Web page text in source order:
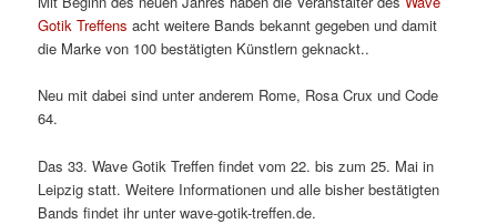
Gotik Treffens acht weitere Bands bekannt gegeben und damit
die Marke von 100 bestätigten Künstlern geknackt..
Neu mit dabei sind unter anderem Rome, Rosa Crux und Code
64.
Das 33. Wave Gotik Treffen findet vom 22. bis zum 25. Mai in
Leipzig statt. Weitere Informationen und alle bisher bestätigten
Bands findet ihr unter wave-gotik-treffen.de.